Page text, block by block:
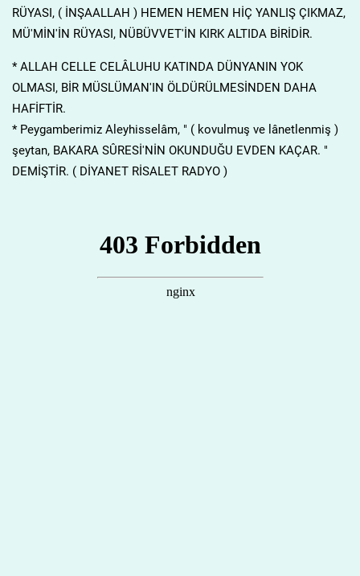
RÜYASI, ( İNŞAALLAH ) HEMEN HEMEN HİÇ YANLIŞ ÇIKMAZ,
MÜ'MİN'İN RÜYASI, NÜBÜVVET'İN KIRK ALTIDA BİRİDİR.
* ALLAH CELLE CELÂLUHU KATINDA DÜNYANIN YOK
OLMASI, BİR MÜSLÜMAN'IN ÖLDÜRÜLMESİNDEN DAHA
HAFİFTİR.
* Peygamberimiz Aleyhisselâm, " ( kovulmuş ve lânetlenmiş )
şeytan, BAKARA SÛRESİ'NİN OKUNDUĞU EVDEN KAÇAR. "
DEMİŞTİR. ( DİYANET RİSALET RADYO )